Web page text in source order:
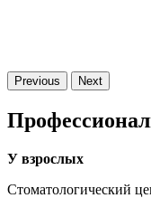
Previous Next
У взрослых
Стоматологический